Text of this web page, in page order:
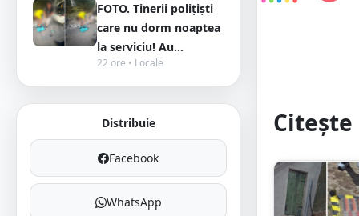
FOTO. Tinerii polițiști
care nu dorm noaptea
la serviciu! Au...
22 ore • Locale
Distribuie
Facebook
WhatsApp
Citește